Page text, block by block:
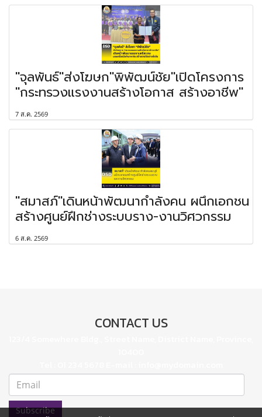
"จุลพันธ์"ส่งโฆษก"พิพัฒน์ชัย"เปิดโครงการ
"กระทรวงแรงงานสร้างโอกาส สร้างอาชีพ"
7 ส.ค. 2569
"สมาสภ์"เดินหน้าพัฒนากำลังคน ผนึกเอกชน
สร้างศูนย์ฝึกช่างระบบราง-งานวิศวกรรม
6 ส.ค. 2569
CONTACT US
Subscribe